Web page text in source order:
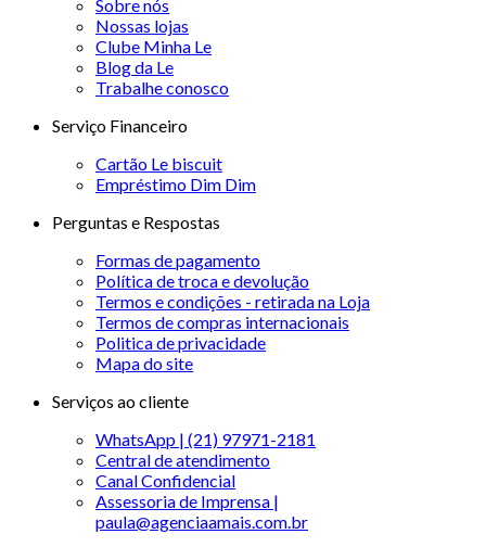
Sobre nós
Nossas lojas
Clube Minha Le
Blog da Le
Trabalhe conosco
Serviço Financeiro
Cartão Le biscuit
Empréstimo Dim Dim
Perguntas e Respostas
Formas de pagamento
Política de troca e devolução
Termos e condições - retirada na Loja
Termos de compras internacionais
Politica de privacidade
Mapa do site
Serviços ao cliente
WhatsApp | (21) 97971-2181
Central de atendimento
Canal Confidencial
Assessoria de Imprensa |
paula@agenciaamais.com.br